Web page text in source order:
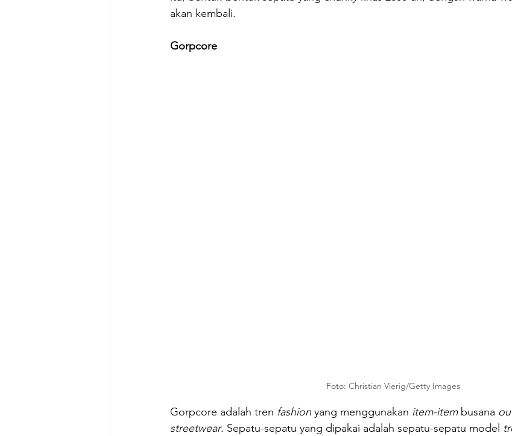
akan kembali.
Gorpcore
Foto: Christian Vierig/Getty Images
Gorpcore adalah tren fashion yang menggunakan item-item busana
streetwear. Sepatu-sepatu yang dipakai adalah sepatu-sepatu model